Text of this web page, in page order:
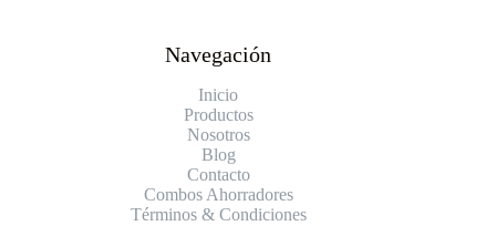
Navegación
Inicio
Productos
Nosotros
Blog
Contacto
Combos Ahorradores
Términos & Condiciones